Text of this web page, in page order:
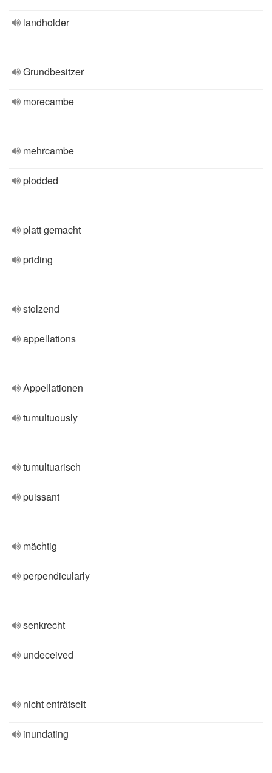
landholder
Grundbesitzer
morecambe
mehrcambe
plodded
platt gemacht
priding
stolzend
appellations
Appellationen
tumultuously
tumultuarisch
puissant
mächtig
perpendicularly
senkrecht
undeceived
nicht enträtselt
inundating